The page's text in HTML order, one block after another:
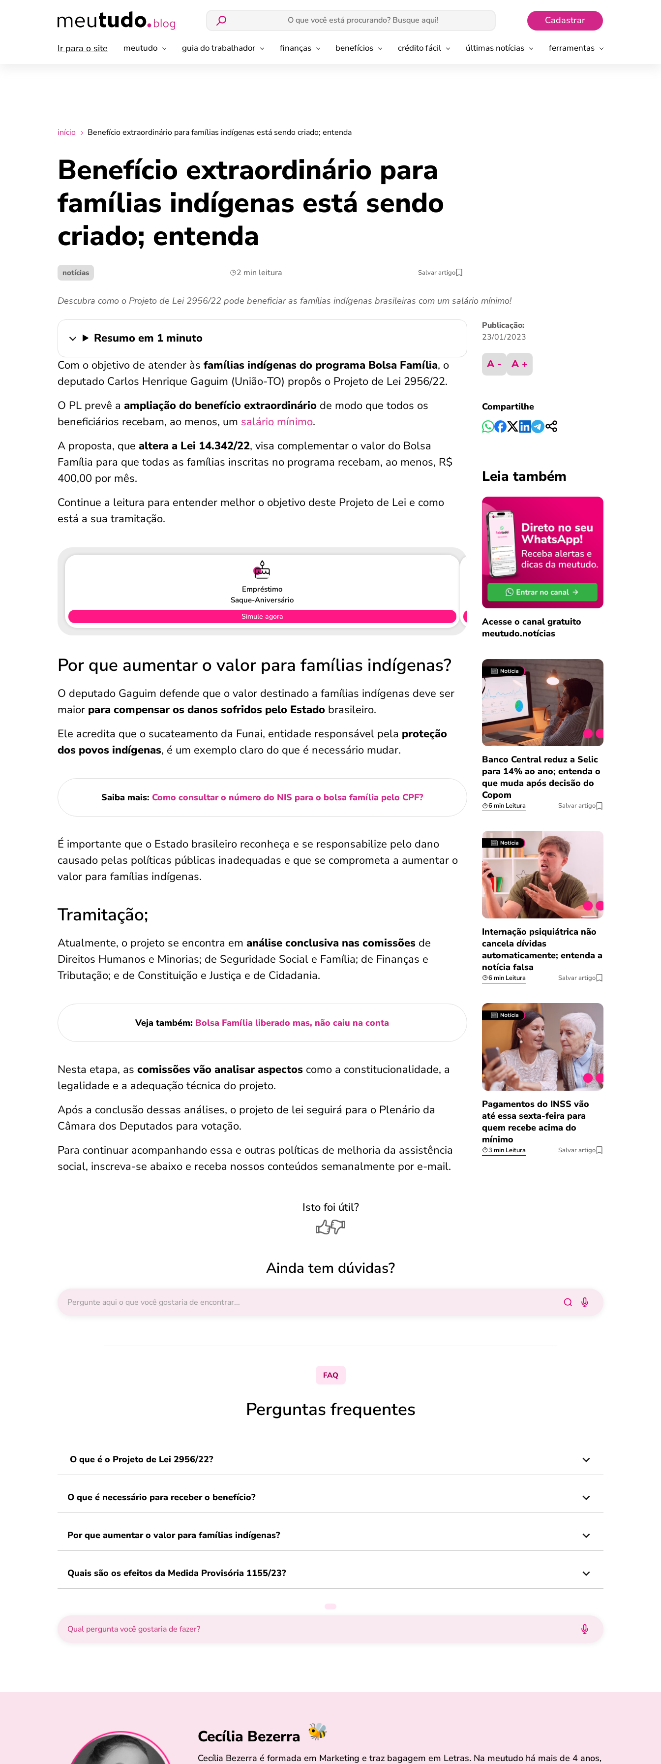
Cadastrar
Ir para o site meutudo guia do trabalhador finanças benefícios crédito fácil últimas notícias ferramentas
início Benefício extraordinário para famílias indígenas está sendo criado; entenda
Benefício extraordinário para
famílias indígenas está sendo
criado; entenda
notícias 2 min leitura Salvar artigo
Descubra como o Projeto de Lei 2956/22 pode beneficiar as famílias indígenas brasileiras com um salário mínimo!
Resumo em 1 minuto
Com o objetivo de atender às famílias indígenas do programa Bolsa Família, o
deputado Carlos Henrique Gaguim (União-TO) propôs o Projeto de Lei 2956/22.
O PL prevê a ampliação do benefício extraordinário de modo que todos os
beneficiários recebam, ao menos, um salário mínimo.
A proposta, que altera a Lei 14.342/22, visa complementar o valor do Bolsa
Família para que todas as famílias inscritas no programa recebam, ao menos, R$
400,00 por mês.
Continue a leitura para entender melhor o objetivo deste Projeto de Lei e como
está a sua tramitação.
Empréstimo
Saque-Aniversário
Simule agora
Por que aumentar o valor para famílias indígenas?
O deputado Gaguim defende que o valor destinado a famílias indígenas deve ser
maior para compensar os danos sofridos pelo Estado brasileiro.
Ele acredita que o sucateamento da Funai, entidade responsável pela proteção
dos povos indígenas, é um exemplo claro do que é necessário mudar.
Saiba mais: Como consultar o número do NIS para o bolsa família pelo CPF?
É importante que o Estado brasileiro reconheça e se responsabilize pelo dano
causado pelas políticas públicas inadequadas e que se comprometa a aumentar o
valor para famílias indígenas.
Tramitação;
Atualmente, o projeto se encontra em análise conclusiva nas comissões de
Direitos Humanos e Minorias; de Seguridade Social e Família; de Finanças e
Tributação; e de Constituição e Justiça e de Cidadania.
Veja também: Bolsa Família liberado mas, não caiu na conta
Nesta etapa, as comissões vão analisar aspectos como a constitucionalidade, a
legalidade e a adequação técnica do projeto.
Após a conclusão dessas análises, o projeto de lei seguirá para o Plenário da
Câmara dos Deputados para votação.
Para continuar acompanhando essa e outras políticas de melhoria da assistência
social, inscreva-se abaixo e receba nossos conteúdos semanalmente por e-mail.
Isto foi útil?
Ainda tem dúvidas?
FAQ
Perguntas frequentes
O que é o Projeto de Lei 2956/22?
O que é necessário para receber o benefício?
Por que aumentar o valor para famílias indígenas?
Quais são os efeitos da Medida Provisória 1155/23?
Cecília Bezerra
Cecília Bezerra é formada em Marketing e traz bagagem em Letras. Na meutudo há mais de 4 anos,
Publicação:
23/01/2023
A - A +
Compartilhe
Leia também
Acesse o canal gratuito
meutudo.notícias
Banco Central reduz a Selic
para 14% ao ano; entenda o
que muda após decisão do
Copom
6 min Leitura Salvar artigo
Internação psiquiátrica não
cancela dívidas
automaticamente; entenda a
notícia falsa
6 min Leitura Salvar artigo
Pagamentos do INSS vão
até essa sexta-feira para
quem recebe acima do
mínimo
3 min Leitura Salvar artigo